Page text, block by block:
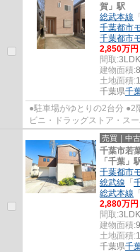
賀」駅
総武本線 「
千葉都市
千葉都市
2,850万円
間取:3LDK
建物面積:
土地面積:
千葉県千
●駐車場がゆとりの2台分 ●2
ビニ・ドラッグストア・ス
売買｜中
千葉市若
「千葉」
千葉都市
総武線 「
総武本線 「
2,880万円
間取:3LDK
建物面積:
土地面積:
千葉県千